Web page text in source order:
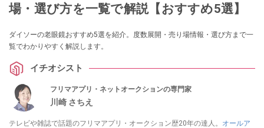
場・選び方を一覧で解説【おすすめ5選】
ダイソーの老眼鏡おすすめ5選を紹介。度数展開・売り場情報・選び方まで一
覧でわかりやすく解説します。
イチオシスト
フリマアプリ・ネットオークションの専門家
川崎 さちえ
テレビや雑誌で話題のフリマアプリ・オークション歴20年の達人。 オールア